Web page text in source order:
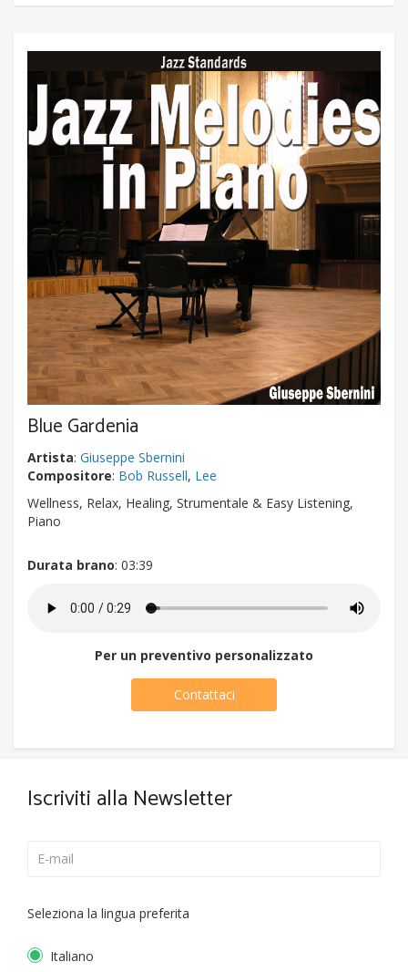
Blue Gardenia
Artista: Giuseppe Sbernini
Compositore: Bob Russell, Lee
Wellness, Relax, Healing, Strumentale & Easy Listening,
Piano
Durata brano: 03:39
Per un preventivo personalizzato
Contattaci
Iscriviti alla Newsletter
Seleziona la lingua preferita
Italiano